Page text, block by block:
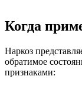
Когда
Наркоз
обратимое
признаками: